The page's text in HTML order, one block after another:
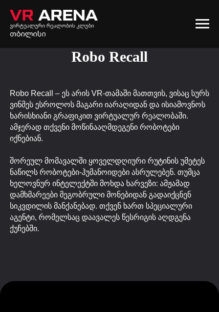
Robo Recall
Robo Recall – ეს არის VR-თამაში მათთვის, ვისაც სურს
ვინმეს ესროლოს მაგარი იარაღიდან და ისიამოვნოს
ხარისხიანი გრაფიკით ვირტუალურ რეალობაში.
ამჯერად თქვენი მოწინააღმდეგენი რობოტები
იქნებიან.
შორეულ მომავალში ყოველდღიური რუტინის უმეტეს
ნაწილს რობოტები-ჰუმანოიდები ასრულებენ. თუმცა
ხელოვნურ ინტელექტში მოხდა ხარვეზი: ამჟამად
დამხმარეები მეგობრული მონებიდან გადაიქცნენ
სიკვდილის მანქანებად. თქვენ ხართ სპეციალური
აგენტი, რომელსაც დაავალეს წესრიგის აღდგენა
ქუჩებში.